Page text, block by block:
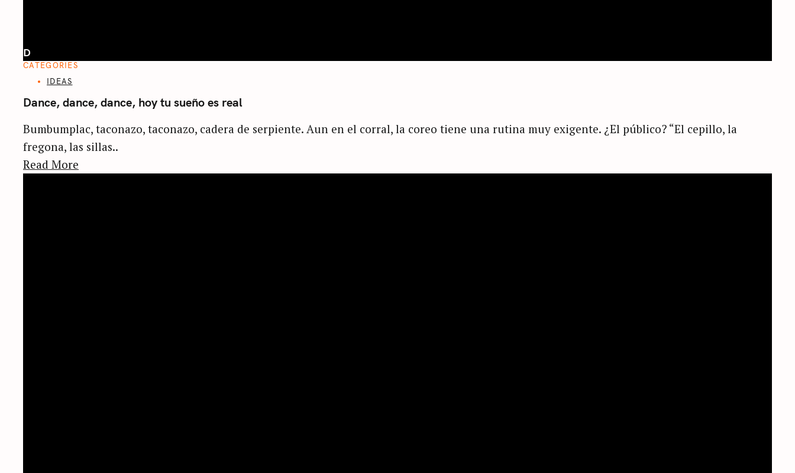
D
CATEGORIES
IDEAS
Dance, dance, dance, hoy tu sueño es real
Bumbumplac, taconazo, taconazo, cadera de serpiente. Aun en el corral, la coreo tiene una rutina muy exigente. ¿El público? “El cepillo, la
fregona, las sillas..
Read More